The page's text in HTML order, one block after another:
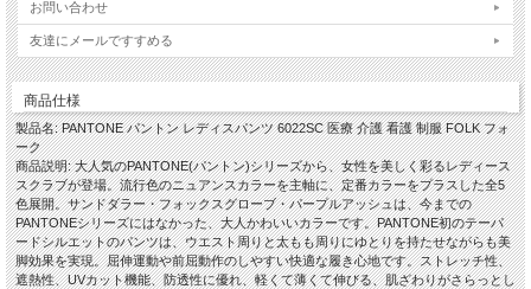
お問い合わせ
友達にメールですすめる
商品仕様
製品名: PANTONE パントン レディスパンツ 6022SC 医療 介護 看護 制服 FOLK フォ
ーク
商品説明: 大人気のPANTONE(パントン)シリーズから、女性を美しく彩るレディース
スクラブが登場。流行色のニュアンスカラーを主軸に、定番カラーをプラスした全5
色展開。サンドダラー・フォックスグローブ・パープルアッシュは、今までの
PANTONEシリーズにはなかった、大人かわいいカラーです。PANTONE初のテーパ
ードシルエットのパンツは、ウエスト周りと太もも周りにゆとりを持たせながらも美
脚効果を実現。屈伸運動や前屈動作のしやすい快適な履き心地です。ストレッチ性、
遮熱性、UVカット機能、防透性に優れ、軽くて薄くて伸びる、肌ざわりがさらっとし